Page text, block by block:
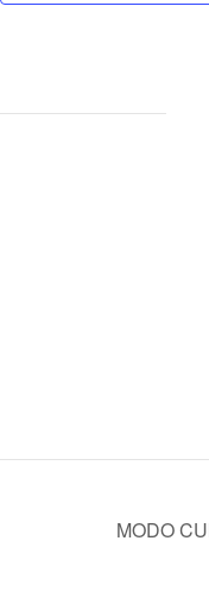
MODO